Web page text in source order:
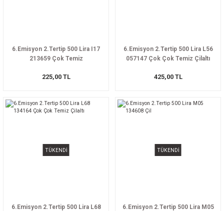
6.Emisyon 2.Tertip 500 Lira I17
213659 Çok Temiz
225,00 TL
6.Emisyon 2.Tertip 500 Lira L56
057147 Çok Çok Temiz Çilaltı
425,00 TL
TÜKENDİ
6.Emisyon 2.Tertip 500 Lira L68
TÜKENDİ
6.Emisyon 2.Tertip 500 Lira M05